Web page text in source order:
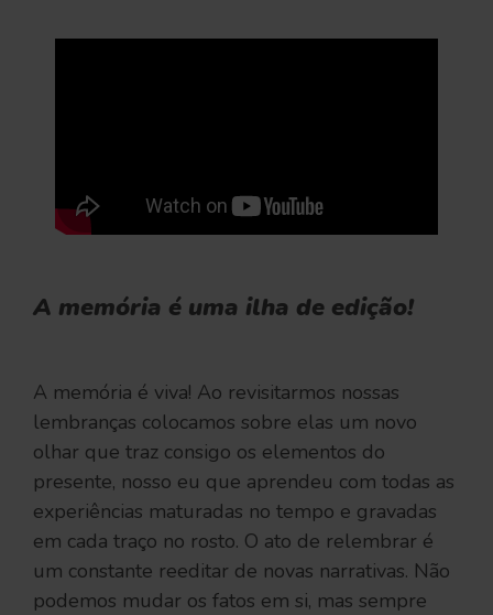
A memória é uma ilha de edição!
A memória é viva! Ao revisitarmos nossas
lembranças colocamos sobre elas um novo
olhar que traz consigo os elementos do
presente, nosso eu que aprendeu com todas as
experiências maturadas no tempo e gravadas
em cada traço no rosto. O ato de relembrar é
um constante reeditar de novas narrativas. Não
podemos mudar os fatos em si, mas sempre